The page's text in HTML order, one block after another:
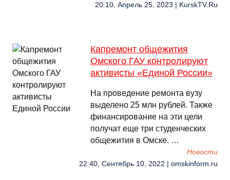
20:10, Апрель 25, 2023 | KurskTV.Ru
Капремонт общежития
Омского ГАУ контролируют
активисты «Единой России»
На проведение ремонта вузу
выделено 25 млн рублей. Также
финансирование на эти цели
получат еще три студенческих
общежития в Омске. …
Новости
22:40, Сентябрь 10, 2022 | omskinform.ru